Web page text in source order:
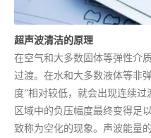
超声波清洁的原理
在空气和大多数固体等弹性介
过渡。在水和大多数液体等非
度”相对较低，就会出现连续
区域中的负压幅度最终变得足
致称为空化的现象。声波能量